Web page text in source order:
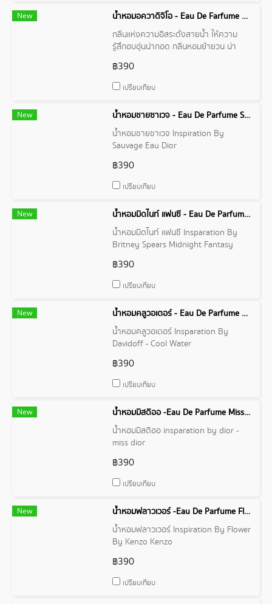
New
น้ำหอมอควาดิจิโอ - Eau De Farfume Acqua di Gio By Giorgio Armani
กลิ่นแห่งความอิสระดั่งสายน้ำ ให้ความ
รู้สึกอบอุ่นน่ากอด กลิ่นหอมย้ายวน น่า
฿390
เปรียบเทียบ
New
น้ำหอมชายซาเวจ - Eau De Parfume Sauvage Eau Dior
น้ำหอมชายซาเวจ Inspiration By
Sauvage Eau Dior
฿390
เปรียบเทียบ
New
น้ำหอมมิดไนท์ แฟนซี - Eau De Parfume Midnight Fantasy By Britney Spears
น้ำหอมมิดไนท์ แฟนซี Insparation By
Britney Spears Midnight Fantasy
฿390
เปรียบเทียบ
New
น้ำหอมคลูวอเตอร์ - Eau De Parfume Cool Water By Davidoff
น้ำหอมคลูวอเตอร์ Insparation By
Davidoff - Cool Water
฿390
เปรียบเทียบ
New
น้ำหอมมิสดิออ -Eau De Parfume Miss Dior By Dior
น้ำหอมมิสดิออ insparation by dior -
miss dior
฿390
เปรียบเทียบ
New
น้ำหอมฟลาวเวอร์ -Eau De Parfume Flower By Kenzo Kenzo
น้ำหอมฟลาวเวอร์ Inspiration By Flower
By Kenzo Kenzo
฿390
เปรียบเทียบ